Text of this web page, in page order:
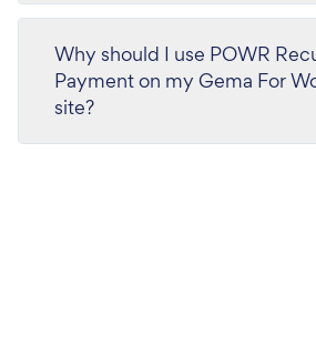
Why should I use POWR
Payment on my Gema For
site?